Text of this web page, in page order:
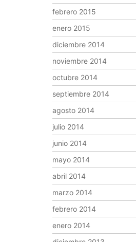
febrero 2015
enero 2015
diciembre 2014
noviembre 2014
octubre 2014
septiembre 2014
agosto 2014
julio 2014
junio 2014
mayo 2014
abril 2014
marzo 2014
febrero 2014
enero 2014